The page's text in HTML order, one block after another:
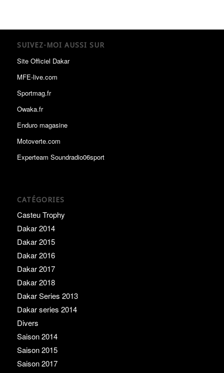
SUIVEZ-MOI AUSSI SUR
Site Officiel Dakar
MFE-live.com
Sportmag.fr
Owaka.fr
Enduro magasine
Motoverte.com
Experteam Soundradio06sport
CATÉGORIES
Casteu Trophy
Dakar 2014
Dakar 2015
Dakar 2016
Dakar 2017
Dakar 2018
Dakar Series 2013
Dakar series 2014
Divers
Saison 2014
Saison 2015
Saison 2017